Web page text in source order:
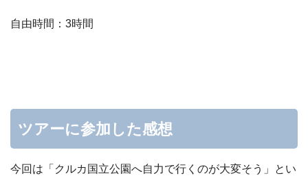
自由時間：3時間
ツアーに参加した感想
今回は「クルカ国立公園へ自力で行くのが大変そう」とい